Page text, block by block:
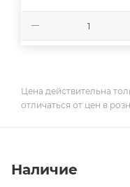
Цена действительна
отличаться от цен в
Наличие